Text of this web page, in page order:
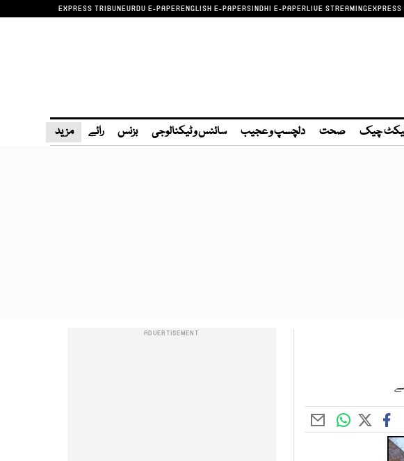
EXPRESS TRIBUNEURDU E-PAPERENGLISH E-PAPERSINDHI E-PAPERLIVE STREAMING
چیک صحت دلچسپ و عجیب سائنس و ٹیکنالوجی بزنس رائے مزید